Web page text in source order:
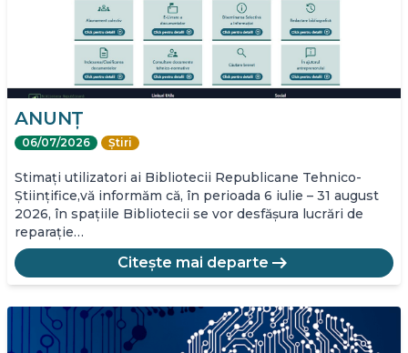
ANUNȚ
06/07/2026 Știri
Stimați utilizatori ai Bibliotecii Republicane Tehnico-
Științifice,vă informăm că, în perioada 6 iulie – 31 august
2026, în spațiile Bibliotecii se vor desfășura lucrări de
reparație…
Citește mai departe arrow_right_alt